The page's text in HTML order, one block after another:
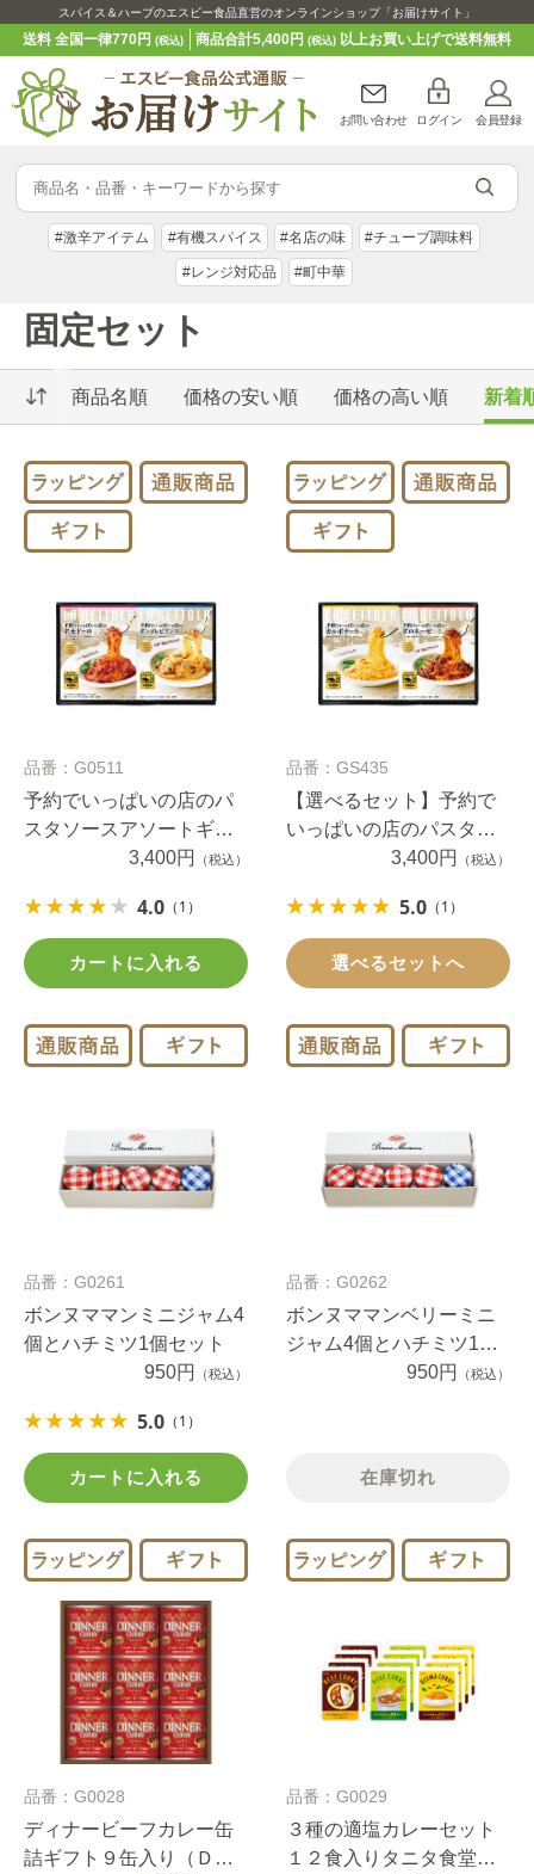
スパイス＆ハーブのエスビー食品直営のオンラインショップ「お届けサイト」
送料 全国一律770円(税込) 商品合計5,400円 (税込)以上お買い上げで送料無料
お問い合わせ ログイン 会員登録
#激辛アイテム #有機スパイス #名店の味 #チューブ調味料
#レンジ対応品 #町中華
固定セット
商品名順 価格の安い順 価格の高い順 新着
品番：G0511
予約でいっぱいの店のパ
スタソースアソートギフ
ト８種類セット3,400円 （税込）
4.0 （1）
カートに入れる
品番：GS435
【選べるセット】予約で
いっぱいの店のパスタソ
ースお好み８個セット
3,400円 （税込）
5.0 （1）
選べるセットへ
品番：G0261
ボンヌママンミニジャム4
個とハチミツ1個セット
950円
（税込）
5.0 （1）
カートに入れる
品番：G0262
ボンヌママンベリーミニ
ジャム4個とハチミツ1個
950円 （税込）
在庫切れ
品番：G0028
ディナービーフカレー缶
詰ギフト９缶入り（ＤＣ
品番：G0029
３種の適塩カレーセット
１２食入りタニタ食堂監